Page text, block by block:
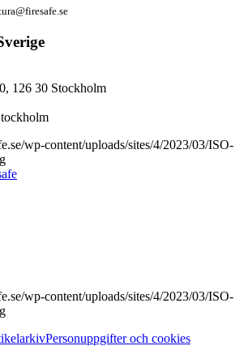
126 30 Stockholm
Personuppgifter och cookies